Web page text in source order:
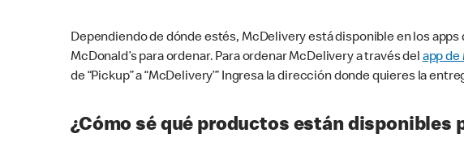
Dependiendo de dónde estés, McDelivery está disponible en los
McDonald’s para ordenar. Para ordenar McDelivery a través del app de
de “Pickup” a “McDelivery’” Ingresa la dirección donde quieres la
¿Cómo sé qué productos están disponibles